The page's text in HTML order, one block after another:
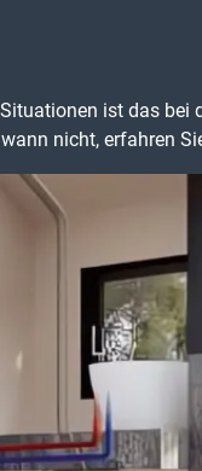
ist das bei
nicht, erfahren